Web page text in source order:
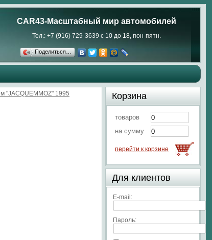
CAR43-Масштабный мир автомобилей
Тел.: +7 (916) 729-3639 с 10 до 18, пон-пятн.
Поделиться…
"JACQUEMMOZ" 1995
Корзина
товаров
на сумму
перейти к корзине
Для клиентов
E-mail:
Пароль: